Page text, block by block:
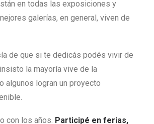
en todas las exposiciones y
galerías, en general, viven de
de que si te dedicás podés vivir de
la mayoría vive de la
algunos logran un proyecto
con los años. Participé en ferias,